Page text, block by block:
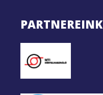
PARTNEREINK